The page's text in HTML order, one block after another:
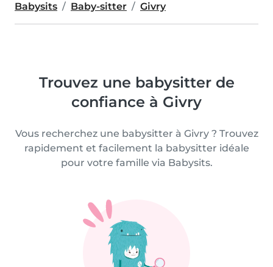
Babysits Baby-sitter Givry
Trouvez une babysitter de
confiance à Givry
Vous recherchez une babysitter à Givry ? Trouvez
rapidement et facilement la babysitter idéale
pour votre famille via Babysits.